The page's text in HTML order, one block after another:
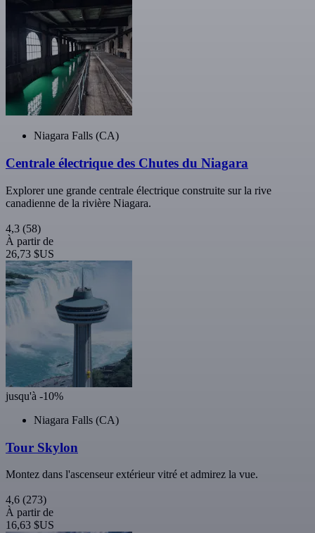
Niagara Falls (CA)
Centrale électrique des Chutes du Niagara
Explorer une grande centrale électrique construite sur la rive
canadienne de la rivière Niagara.
4,3 (58)
À partir de
26,73 $US
jusqu'à -10%
Niagara Falls (CA)
Tour Skylon
Montez dans l'ascenseur extérieur vitré et admirez la vue.
4,6 (273)
À partir de
16,63 $US